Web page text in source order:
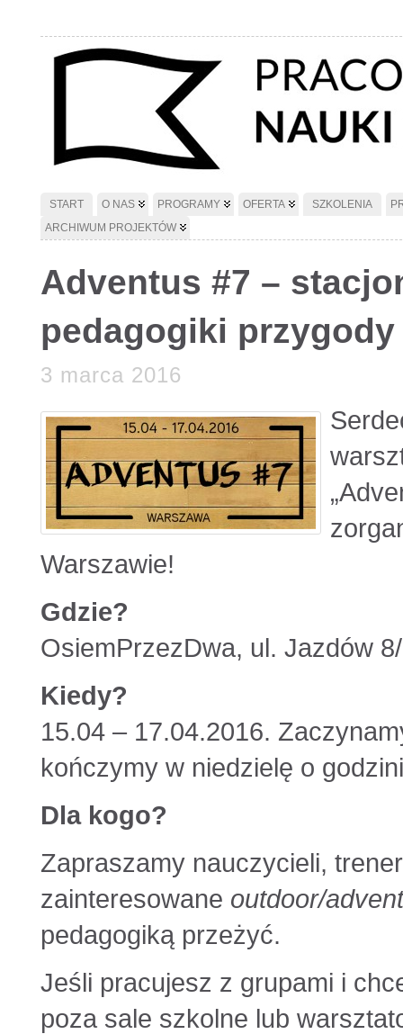
START O NAS PROGRAMY OFERTA SZKOLENIA
ARCHIWUM PROJEKTÓW
Adventus #7 –
pedagogiki przygody
3 marca 2016
Warszawie!
Gdzie?
OsiemPrzezDwa, ul. Jazdów
Kiedy?
15.04 – 17.04.2016.
kończymy w niedzielę o
Dla kogo?
Zapraszamy nauczycieli,
zainteresowane outdoor/
pedagogiką przeżyć.
Jeśli pracujesz z grupami i
poza sale szkolne lub